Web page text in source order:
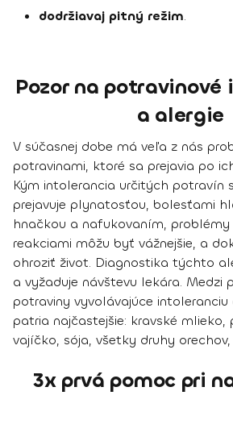
dodržiavaj pitný režim.
Pozor na
a alergie
V súčasnej dobe má veľa z nás
potravinami, ktoré sa prejavia po
Kým intolerancia určitých potravín
prejavuje plynatosťou, bolesťami
hnačkou a nafukovaním,
reakciami môžu byť vážnejšie, a
ohroziť život. Diagnostika týchto
a vyžaduje návštevu lekára. Medzi
potraviny vyvolávajúce
patria najčastejšie: kravské mlieko,
vajíčko, sója, všetky druhy
3x prvá pomoc pri